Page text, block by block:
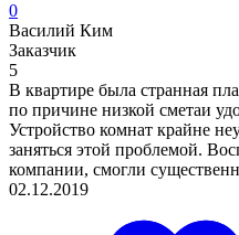
0
Василий Ким
Заказчик
5
В квартире была странная
по причине низкой сметаи
Устройство комнат крайне
заняться этой проблемой.
компании, смогли
02.12.2019